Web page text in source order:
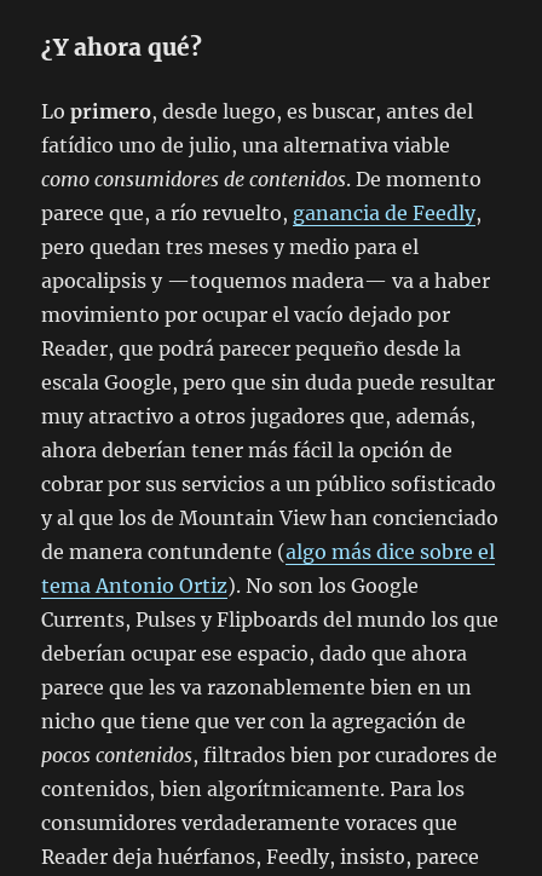
¿Y ahora qué?
Loprimero, desde luego, es buscar, antes del
fatídico uno de julio, una alternativa viable
como consumidores de contenidos. De momento
parece que, a río revuelto, ganancia de Feedly,
pero quedan tres meses y medio para el
apocalipsis y —toquemos madera— va a haber
movimiento por ocupar el vacío dejado por
Reader, que podrá parecer pequeño desde la
escala Google, pero que sin duda puede resultar
muy atractivo a otros jugadores que, además,
ahora deberían tener más fácil la opción de
cobrar por sus servicios a un público sofisticado
y al que los de Mountain View han concienciado
de manera contundente (algo más dice sobre el
tema Antonio Ortiz). No son los Google
Currents, Pulses y Flipboards del mundo los que
deberían ocupar ese espacio, dado que ahora
parece que les va razonablemente bien en un
nicho que tiene que ver con la agregación de
pocos contenidos, filtrados bien por curadores de
contenidos, bien algorítmicamente. Para los
consumidores verdaderamente voraces que
Reader deja huérfanos, Feedly, insisto, parece